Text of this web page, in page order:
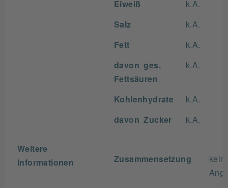
Eiweiß k.A.
Salz k.A.
Fett k.A.
davon ges.
Fettsäuren
k.A.
Kohlenhydrate k.A.
davon Zucker k.A.
Weitere
Informationen
Zusammensetzung